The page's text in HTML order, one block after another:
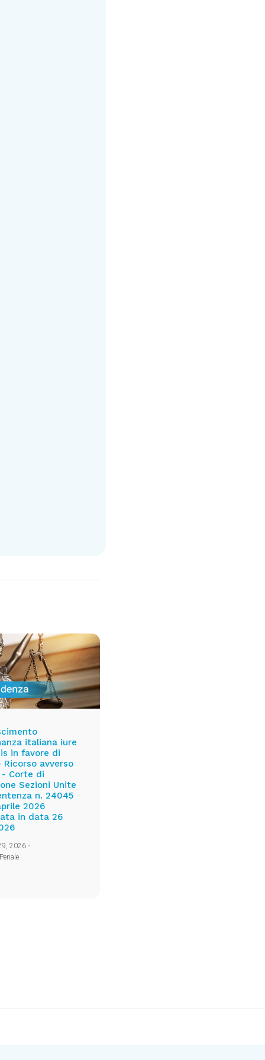
italiana iure
in favore di
Ricorso avverso
- Corte di
Sezioni Unite
n. 24045
2026
in data 26
2026 •
Penale